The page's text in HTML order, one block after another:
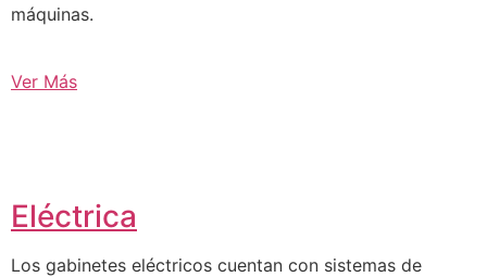
máquinas.
Ver Más
Eléctrica
Los gabinetes eléctricos cuentan con sistemas de